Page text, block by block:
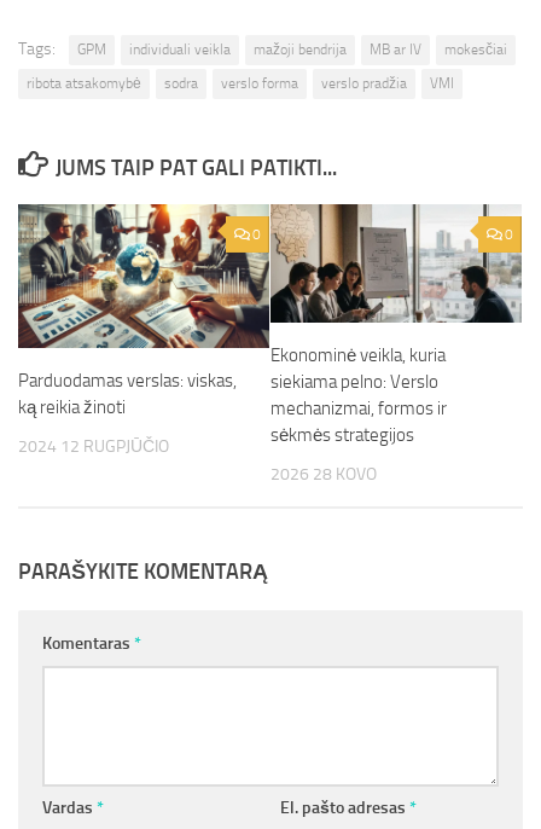
Tags: GPM individuali veikla mažoji bendrija MB ar IV
mokesčiai
ribota atsakomybė
sodra verslo forma verslo pradžia VMI
JUMS TAIP PAT GALI PATIKTI...
0
Parduodamas verslas: viskas,
ką reikia žinoti
2024 12 RUGPJŪČIO
0
Ekonominė veikla, kuria
siekiama pelno: Verslo
mechanizmai, formos ir
sėkmės strategijos
2026 28 KOVO
PARAŠYKITE KOMENTARĄ
Komentaras *
Vardas * El. pašto adresas *